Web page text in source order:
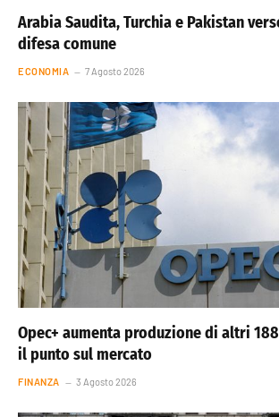
Arabia Saudita, Turchia e Pakistan
difesa comune
ECONOMIA 7 Agosto 2026
Opec+ aumenta produzione di altri
il punto sul mercato
FINANZA 3 Agosto 2026